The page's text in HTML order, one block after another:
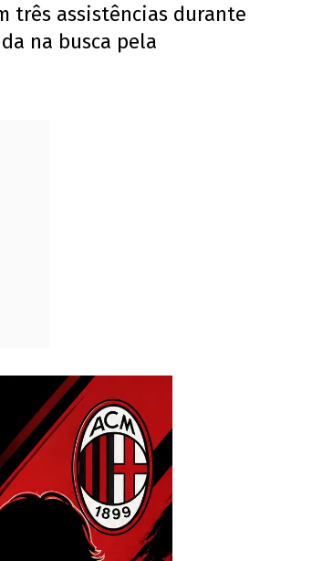
três assistências durante
na busca pela